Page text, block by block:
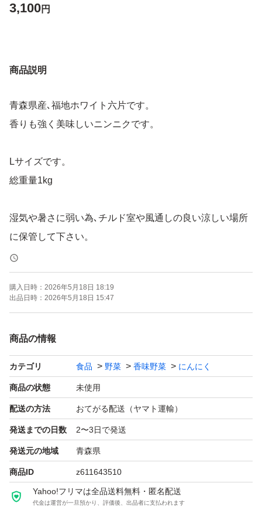
3,100円
商品説明
青森県産､福地ホワイト六片です。
香りも強く美味しいニンニクです。
Lサイズです。
総重量1kg
湿気や暑さに弱い為､チルド室や風通しの良い涼しい場所
に保管して下さい。
多少の皮剥け､痛んでいる物､大小ばらつきがある場合があ
ります。ご理解の上､購入のご検討を宜しくお願いしま
す。
あります。カットしてご使用下さい。
箱にそのまま入れて発送しますのでご了承下さい。
専用ページ依頼と値下げ不可
#ニンニク#にんにく#ガーリック#福地ホワイト
購入日時： 2026年5月18日 18:19
出品日時： 2026年5月18日 15:47
商品の情報
カテゴリ 食品 野菜 香味野菜 にんにく
商品の状態 未使用
配送の方法 おてがる配送（ヤマト運輸）
発送までの日数 2〜3日で発送
発送元の地域 青森県
商品ID z611643510
Yahoo!フリマは全品送料無料・匿名配送
代金は運営が一旦預かり、評価後、出品者に支払われます